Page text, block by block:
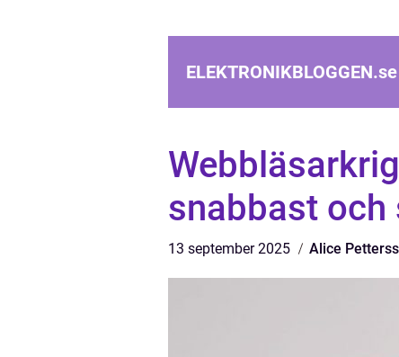
ELEKTRONIKBLOGGEN.se
snabbast och
13 september 2025 Alice